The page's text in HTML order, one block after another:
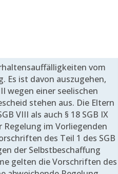
vom
Es ist davon auszugehen,
wegen einer seelischen
stehen aus. Die Eltern
VIII als auch § 18 SGB IX
Regelung im Vorliegenden
des Teil 1 des SGB
der Selbstbeschaffung
gelten die Vorschriften des